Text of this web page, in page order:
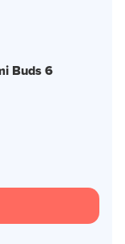
Buds 6